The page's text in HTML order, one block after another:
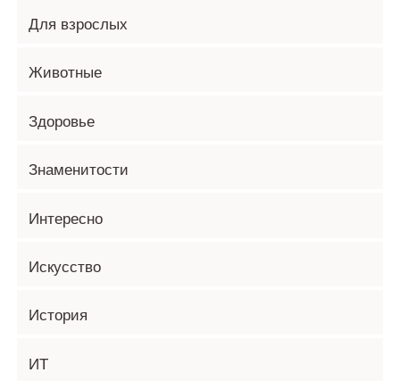
Для взрослых
Животные
Здоровье
Знаменитости
Интересно
Искусство
История
ИТ